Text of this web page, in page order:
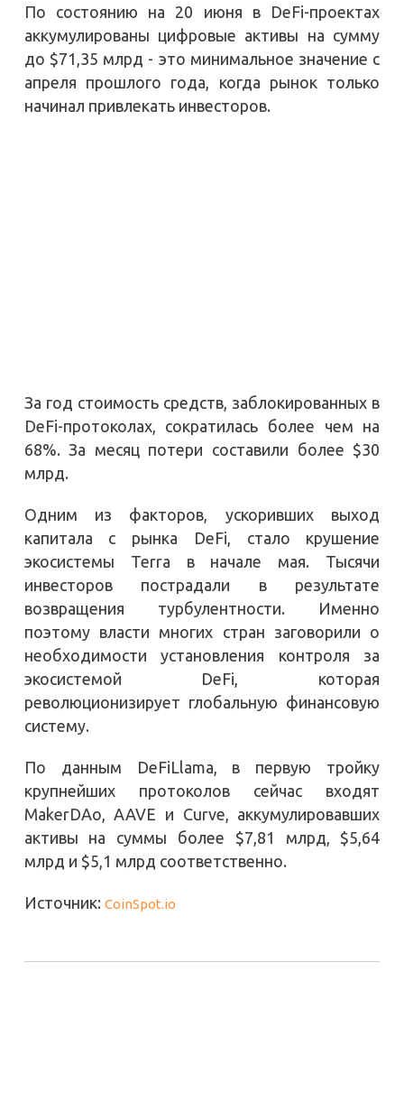
По состоянию на 20 июня в DeFi-проектах
аккумулированы цифровые активы на сумму
до $71,35 млрд - это минимальное значение с
апреля прошлого года, когда рынок только
начинал привлекать инвесторов.
За год стоимость средств, заблокированных в
DeFi-протоколах, сократилась более чем на
68%. За месяц потери составили более $30
млрд.
Одним из факторов, ускоривших выход
капитала с рынка DeFi, стало крушение
экосистемы Terra в начале мая. Тысячи
инвесторов пострадали в результате
возвращения турбулентности. Именно
поэтому власти многих стран заговорили о
необходимости установления контроля за
экосистемой DeFi, которая
революционизирует глобальную финансовую
систему.
По данным DeFiLlama, в первую тройку
крупнейших протоколов сейчас входят
MakerDAo, AAVE и Curve, аккумулировавших
активы на суммы более $7,81 млрд, $5,64
млрд и $5,1 млрд соответственно.
Источник: CoinSpot.io